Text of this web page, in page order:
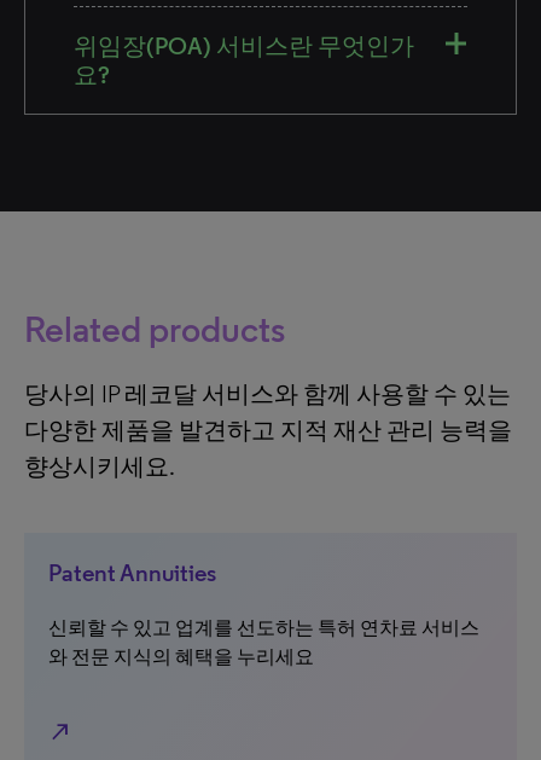
위임장(POA) 서비스란 무엇인가
요?
Related products
당사의 IP 레코달 서비스와 함께 사용할 수 있는
다양한 제품을 발견하고 지적 재산 관리 능력을
향상시키세요.
Patent Annuities
신뢰할 수 있고 업계를 선도하는 특허 연차료 서비스
와 전문 지식의 혜택을 누리세요
north_east